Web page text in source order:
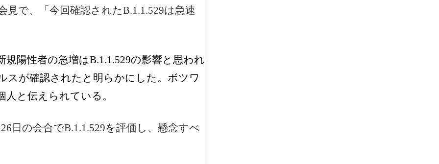
で、「今回確認されたB.1.1.529は急速
陽性者の急増はB.1.1.529の影響と思われ
スが確認されたと明らかにした。ボツワ
と伝えられている。
日の会合でB.1.1.529を評価し、懸念すべ